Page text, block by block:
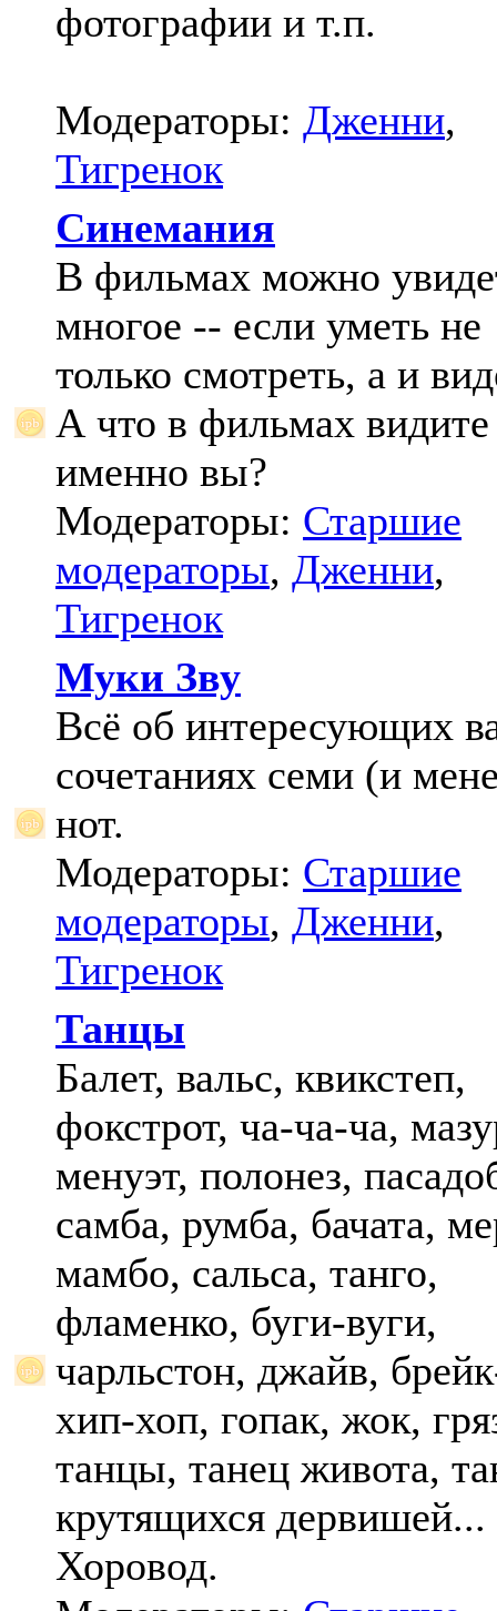
фотографии и т.п.
Модераторы: Дженни,
Тигренок
Синемания
В фильмах можно
многое -- если уметь не
только смотреть, а и
А что в фильмах видите
именно вы?
Модераторы: Старшие
модераторы, Дженни,
Тигренок
Муки Зву
Всё об интересующих
сочетаниях семи (и
нот.
Модераторы: Старшие
модераторы, Дженни,
Тигренок
Танцы
Балет, вальс, квикстеп,
фокстрот, ча-ча-ча,
менуэт, полонез,
самба, румба, бачата,
мамбо, сальса, танго,
фламенко, буги-вуги,
чарльстон, джайв,
хип-хоп, гопак, жок,
танцы, танец живота,
крутящихся дервишей...
Хоровод.